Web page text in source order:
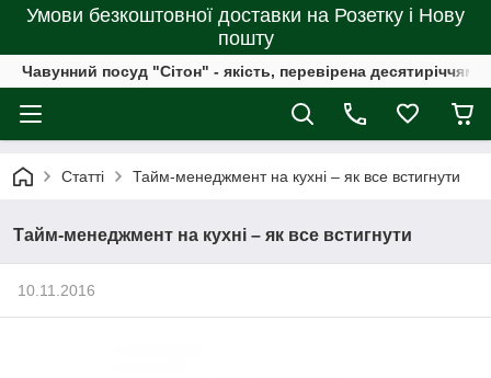
Умови безкоштовної доставки на Розетку і Нову
пошту
Чавунний посуд "Сітон" - якість, перевірена десятиріччями
Статті Тайм-менеджмент на кухні – як все встигнути
Тайм-менеджмент на кухні – як все встигнути
10.11.2016